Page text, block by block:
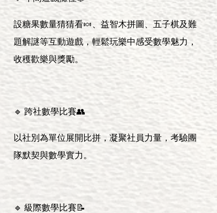
設糖果數量猜猜看🍬、益智木拼圖、五子棋及難
題解謎等互動遊戲，輕鬆玩樂中感受數學魅力，
收穫歡樂與獎勵。
🔹 跨社數學比賽👥
以社別為單位展開比拼，凝聚社員力量，考驗團
隊默契與數學實力。
🔹 級際數學比賽📝